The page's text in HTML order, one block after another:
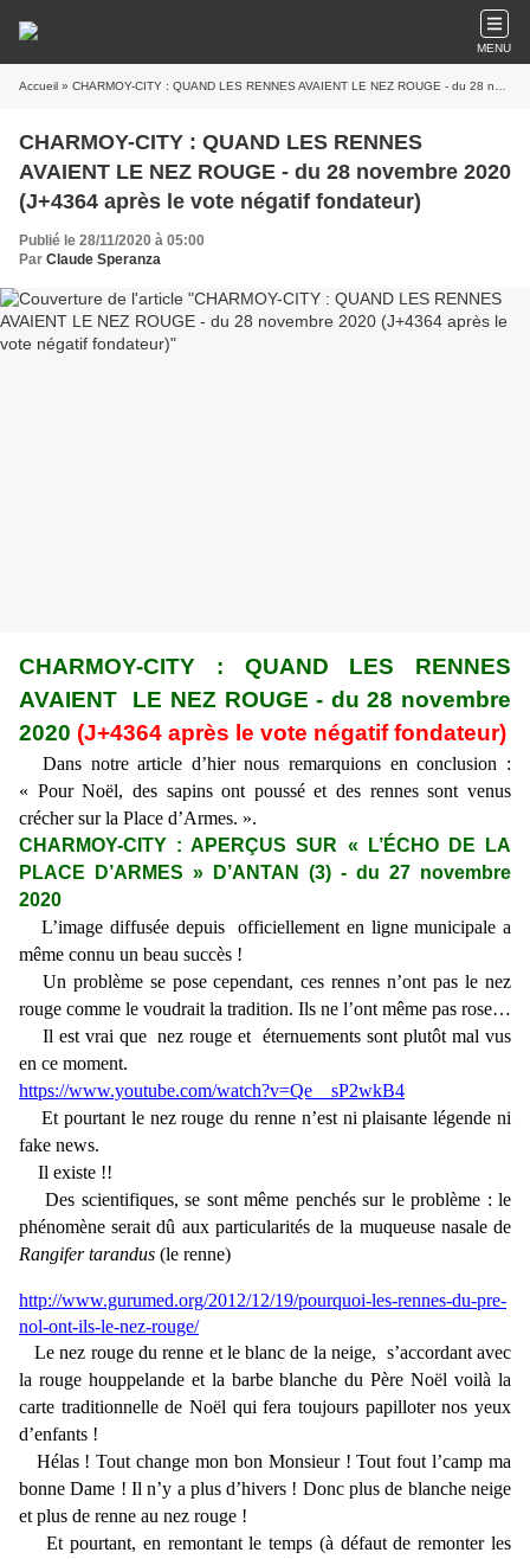
MENU
Accueil » CHARMOY-CITY : QUAND LES RENNES AVAIENT LE NEZ ROUGE - du 28 novembre 2020 (J+4364 après le vote négatif fondateur)
CHARMOY-CITY : QUAND LES RENNES
AVAIENT LE NEZ ROUGE - du 28 novembre 2020
(J+4364 après le vote négatif fondateur)
Publié le 28/11/2020 à 05:00
Par Claude Speranza
CHARMOY-CITY : QUAND LES RENNES
AVAIENT LE NEZ ROUGE - du 28 novembre
2020 (J+4364 après le vote négatif fondateur)
Dans notre article d’hier nous remarquions en conclusion :
« Pour Noël, des sapins ont poussé et des rennes sont venus
crécher sur la Place d’Armes. ».
CHARMOY-CITY : APERÇUS SUR « L’ÉCHO DE LA
PLACE D’ARMES » D’ANTAN (3) - du 27 novembre
2020
L’image diffusée depuis officiellement en ligne municipale a
même connu un beau succès !
Un problème se pose cependant, ces rennes n’ont pas le nez
rouge comme le voudrait la tradition. Ils ne l’ont même pas rose…
Il est vrai que nez rouge et éternuements sont plutôt mal vus
en ce moment.
https://www.youtube.com/watch?v=Qe__sP2wkB4
Et pourtant le nez rouge du renne n’est ni plaisante légende ni
fake news.
Il existe !!
Des scientifiques, se sont même penchés sur le problème : le
phénomène serait dû aux particularités de la muqueuse nasale de
Rangifer tarandus (le renne)
http://www.gurumed.org/2012/12/19/pourquoi-les-rennes-du-pre-
nol-ont-ils-le-nez-rouge/
Le nez rouge du renne et le blanc de la neige, s’accordant avec
la rouge houppelande et la barbe blanche du Père Noël voilà la
carte traditionnelle de Noël qui fera toujours papilloter nos yeux
d’enfants !
Hélas ! Tout change mon bon Monsieur ! Tout fout l’camp ma
bonne Dame ! Il n’y a plus d’hivers ! Donc plus de blanche neige
et plus de renne au nez rouge !
Et pourtant, en remontant le temps (à défaut de remonter les